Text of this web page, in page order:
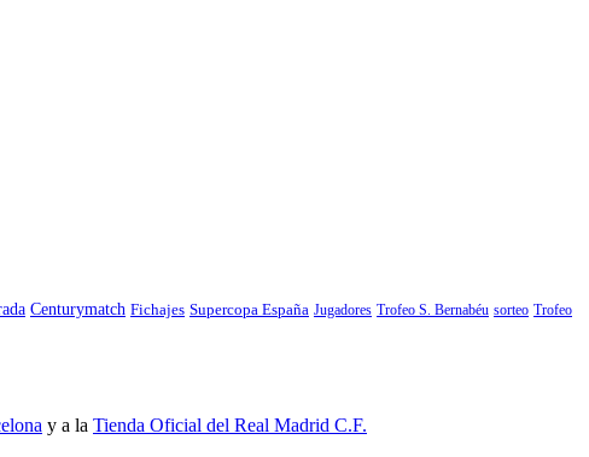
Centurymatch Fichajes Supercopa España Jugadores Trofeo S. Bernabéu sorteo Trofeo
y a la Tienda Oficial del Real Madrid C.F.